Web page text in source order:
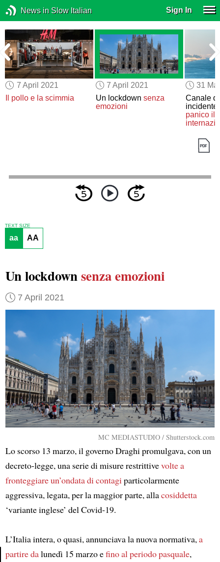
News in Slow Italian Sign In
7 April 2021
Il pollo e la scimmia
7 April 2021
Un lockdown senza
emozioni
31
Canale
incidente
panico il
TEXT SIZE
aa AA
Un lockdownsenza emozioni
7 April 2021
MC MEDIASTUDIO / Shutterstock.com
Lo scorso 13 marzo, il governo Draghi promulgava, con un
decreto-legge, una serie di misure restrittivevolte a
fronteggiareun’ondata di contagiparticolarmente
aggressiva, legata, per la maggior parte, allacosiddetta
‘variante inglese’ del Covid-19.
L’Italia intera, o quasi, annunciava la nuova normativa,a
partire dalunedì 15 marzo efino al periodo pasquale,